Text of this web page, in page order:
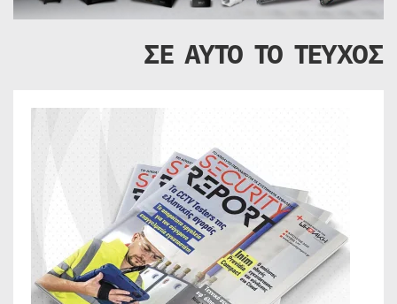
ΣΕ ΑΥΤΟ ΤΟ ΤΕΥΧΟΣ